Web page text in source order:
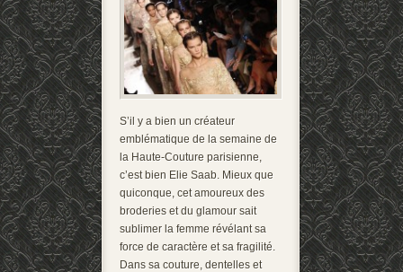
S’il y a bien un créateur
emblématique de la semaine de
la Haute-Couture parisienne,
c’est bien Elie Saab. Mieux que
quiconque, cet amoureux des
broderies et du glamour sait
sublimer la femme révélant sa
force de caractère et sa fragilité.
Dans sa couture, dentelles et